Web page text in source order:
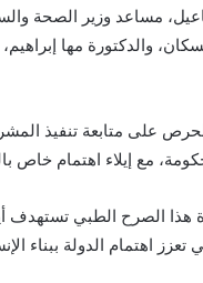
مساعد وزير الصحة
والدكتورة مها
على متابعة تنفيذ
مع إيلاء اهتمام خاص
هذا الصرح الطبي تستهدف
تعزز اهتمام الدولة ببناء